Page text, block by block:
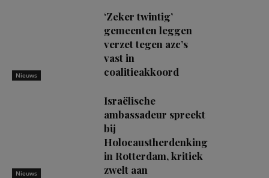
Nieuws
‘Zeker twintig’
gemeenten leggen
verzet tegen azc’s
vast in
coalitieakkoord
Nieuws
Israëlische
ambassadeur spreekt
bij
Holocaustherdenking
in Rotterdam, kritiek
zwelt aan